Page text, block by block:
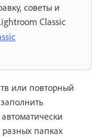
советы и
Classic
или повторный
папках